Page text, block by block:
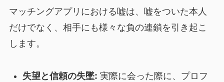
マッチングアプリにおける嘘は、嘘をついた本人
だけでなく、相手にも様々な負の連鎖を引き起こ
します。
失望と信頼の失墜: 実際に会った際に、プロフ